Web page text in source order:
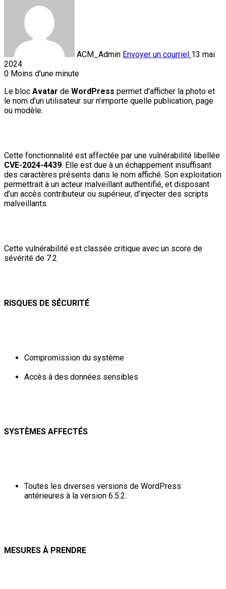
ACM_Admin Envoyer un courriel 13 mai
2024
0 Moins d'une minute
Le bloc Avatar de WordPress permet d’afficher la photo et
le nom d’un utilisateur sur n’importe quelle publication, page
ou modèle.
Cette fonctionnalité est affectée par une vulnérabilité libellée
CVE-2024-4439. Elle est due à un échappement insuffisant
des caractères présents dans le nom affiché. Son exploitation
permettrait à un acteur malveillant authentifié, et disposant
d’un accès contributeur ou supérieur, d’injecter des scripts
malveillants.
Cette vulnérabilité est classée critique avec un score de
sévérité de 7.2.
RISQUES DE SÉCURITÉ
Compromission du système
Accès à des données sensibles
SYSTÈMES AFFECTÉS
Toutes les diverses versions de WordPress
antérieures à la version 6.5.2.
MESURES À PRENDRE